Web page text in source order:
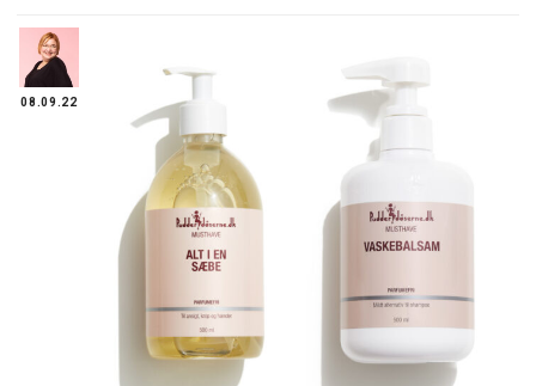
08.09.22